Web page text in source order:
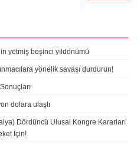
yetmiş beşinci yıldönümü
yönelik savaşı durdurun!
dolara ulaştı
Dördüncü Ulusal Kongre Kararları
İçin!